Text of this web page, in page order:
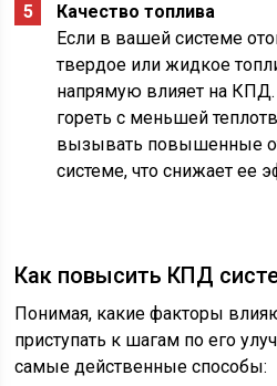
Качество топлива
Если в вашей системе
твердое или жидкое
напрямую влияет на
гореть с меньшей
вызывать повышенные
системе, что снижает ее
Как повысить КПД
Понимая, какие факторы
приступать к шагам по его
самые действенные способы: